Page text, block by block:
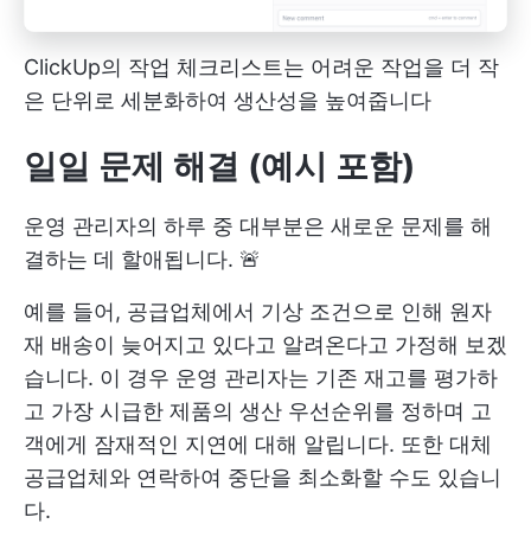
ClickUp의 작업 체크리스트는 어려운 작업을 더 작
은 단위로 세분화하여 생산성을 높여줍니다
일일 문제 해결 (예시 포함)
운영 관리자의 하루 중 대부분은 새로운 문제를 해
결하는 데 할애됩니다. 🚨
예를 들어, 공급업체에서 기상 조건으로 인해 원자
재 배송이 늦어지고 있다고 알려온다고 가정해 보겠
습니다. 이 경우 운영 관리자는 기존 재고를 평가하
고 가장 시급한 제품의 생산 우선순위를 정하며 고
객에게 잠재적인 지연에 대해 알립니다. 또한 대체
공급업체와 연락하여 중단을 최소화할 수도 있습니
다.